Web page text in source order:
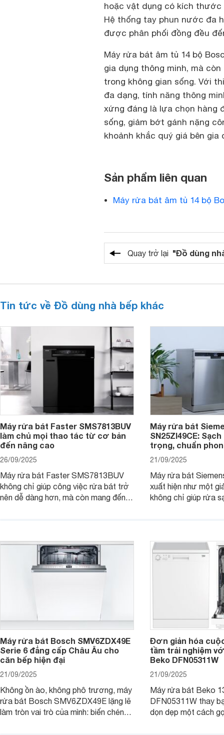
hoặc vật dụng có kích
Hệ thống tay phun nước đa
được phân phối đồng đều
Máy rửa bát âm tủ 14 bộ
gia dụng thông minh, mà
trong không gian sống. Với
đa dạng, tính năng thông
xứng đáng là lựa chọn hàng
sống, giảm bớt gánh nặng
khoảnh khắc quý giá bên gia
Sản phẩm liên quan
Máy rửa bát âm tủ 14 bộ
Quay trở lại "Đồ dùng
Tin tức về Đồ dùng nhà bếp khác
Máy rửa bát Faster SMS7813BUV
làm chủ mọi thao tác từ cơ bản
đến nâng cao
26/09/2025
Máy rửa bát Faster SMS7813BUV
không chỉ giúp công việc rửa bát trở
nên dễ dàng hơn, mà còn mang đến
sản phẩm này mang lại nhé.
Máy rửa bát
SN25ZI49CE:
trọng, chuẩn
21/09/2025
Máy rửa bát
xuất hiện như một
không chỉ giúp rửa
chúng tôi đi đánh
này nhé.
Máy rửa bát Bosch SMV6ZDX49E
Serie 6 đẳng cấp Châu Âu cho
căn bếp hiện đại
21/09/2025
Không ồn ào, không phô trương, máy
rửa bát Bosch SMV6ZDX49E lặng lẽ
làm tròn vai trò của mình: biến chén
Đơn giản hóa
tầm trải nghiệm
Beko DFN05311W
21/09/2025
Máy rửa bát Beko
DFN05311W thay
dọn dẹp một cách